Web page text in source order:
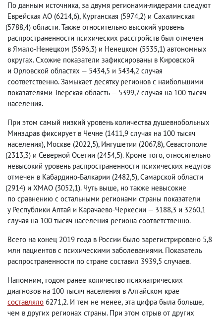
По данным источника, за двумя регионами-лидерами следуют
Еврейская АО (6214,6), Курганская (5974,2) и Сахалинская
(5788,4) области. Также относительно высокий уровень
распространенности психических расстройств был отмечен
в Ямало-Ненецком (5696,3) и Ненецком (5535,1) автономных
округах. Схожие показатели зафиксированы в Кировской
и Орловской областях — 5434,5 и 5434,2 случая
соответственно. Замыкает десятку регионов с наибольшими
показателями Тверская область — 5399,7 случая на 100 тысяч
населения.
При этом самый низкий уровень количества душевнобольных
Минздрав фиксирует в Чечне (1411,9 случая на 100 тысяч
населения), Москве (2022,5), Ингушетии (2067,8), Севастополе
(2313,3) и Северной Осетии (2454,5). Кроме того, относительно
невысокий уровень распространенности психических недугов
отмечен в Кабардино-Балкарии (2482,5), Самарской области
(2914) и ХМАО (3052,1). Чуть выше, но также невысокие
по сравнению с остальными регионами страны показатели
у Республики Алтай и Карачаево-Черкесии — 3188,3 и 3260,1
случая на 100 тысяч населения региона соответственно.
Всего на конец 2019 года в России было зарегистрировано 5,8
млн пациентов с психическими заболеваниями. Показатель
распространенности по стране составил 3939,5 случаев.
Напомним, годом ранее количество психиатрических
диагнозов на 100 тысяч населения в Алтайском крае
составляло 6271,2. И тем не менее, эта цифра была больше,
чем в других регионах страны. При этом отрыв от других